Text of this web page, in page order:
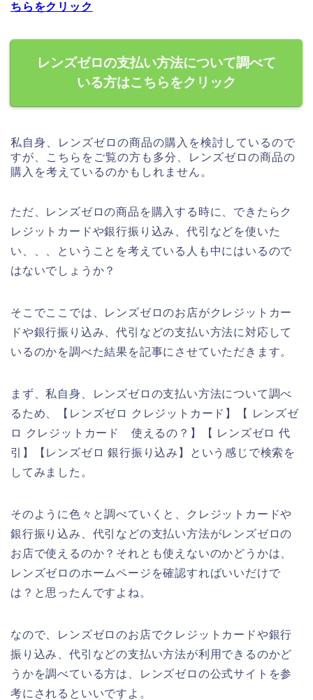
ちらをクリック
レンズゼロの支払い方法について調べて
いる方はこちらをクリック
私自身、レンズゼロの商品の購入を検討しているので
すが、こちらをご覧の方も多分、レンズゼロの商品の
購入を考えているのかもしれません。
ただ、レンズゼロの商品を購入する時に、できたらク
レジットカードや銀行振り込み、代引などを使いた
い、、、ということを考えている人も中にはいるので
はないでしょうか？
そこでここでは、レンズゼロのお店がクレジットカー
ドや銀行振り込み、代引などの支払い方法に対応して
いるのかを調べた結果を記事にさせていただきます。
まず、私自身、レンズゼロの支払い方法について調べ
るため、【レンズゼロ クレジットカード】【 レンズゼ
ロ クレジットカード 使えるの？】【 レンズゼロ 代
引】【レンズゼロ 銀行振り込み】という感じで検索を
してみました。
そのように色々と調べていくと、クレジットカードや
銀行振り込み、代引などの支払い方法がレンズゼロの
お店で使えるのか？それとも使えないのかどうかは、
レンズゼロのホームページを確認すればいいだけで
は？と思ったんですよね。
なので、レンズゼロのお店でクレジットカードや銀行
振り込み、代引などの支払い方法が利用できるのかど
うかを調べている方は、レンズゼロの公式サイトを参
考にされるといいですよ。